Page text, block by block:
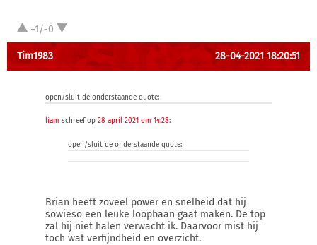
+1/-0
Tim1983 28-04-2021 18:20:51
open/sluit de onderstaande quote:
liam schreef op 28 april 2021 om 14:28:
open/sluit de onderstaande quote:
Brian heeft zoveel power en snelheid dat hij
sowieso een leuke loopbaan gaat maken. De top
zal hij niet halen verwacht ik. Daarvoor mist hij
toch wat verfijndheid en overzicht.